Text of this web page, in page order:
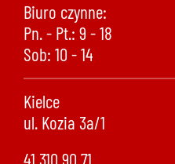
Biuro czynne:
Pn. - Pt.: 9 - 18
Sob: 10 - 14
Kielce
ul. Kozia 3a/1
41 310 90 71